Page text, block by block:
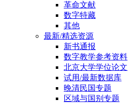
革命文献
数字特藏
其他
最新/精选资源
新书通报
数字教学参考资料
北京大学学位论文
试用/最新数据库
晚清民国专题
区域与国别专题